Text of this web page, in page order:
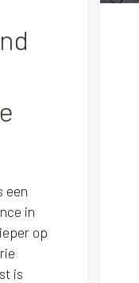
een
in
op
is